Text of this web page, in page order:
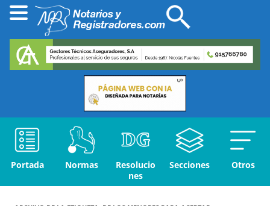
Portada Normas
Resolucio
nes
Secciones Otros